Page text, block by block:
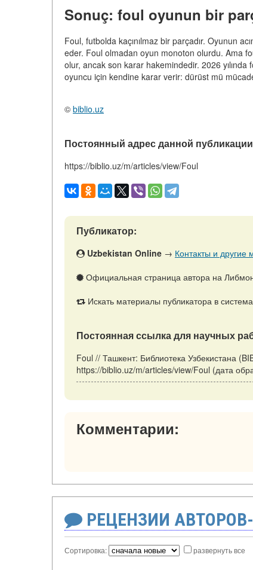
Sonuç: foul oyunun bir
Foul, futbolda kaçınılmaz bir parçadır. Oyunun
eder. Foul olmadan oyun monoton olurdu. Ama
olur, ancak son karar hakemindedir. 2026
oyuncu için kendine karar verir: dürüst mü
© biblio.uz
Постоянный адрес данной
https://biblio.uz/m/articles/view/Foul
Публикатор:
Uzbekistan Online → Контакты и
Официальная страница автора на
Искать материалы публикатора в
Постоянная ссылка для научных
Foul // Ташкент: Библиотека Узбекистана
https://biblio.uz/m/articles/view/Foul (дата
Комментарии:
РЕЦЕНЗИИ
Сортировка: развернуть все